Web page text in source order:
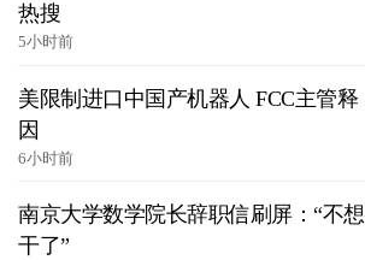
热搜
5小时前
美限制进口中国产机器人 FCC主管释
因
6小时前
南京大学数学院长辞职信刷屏：“不想
干了”